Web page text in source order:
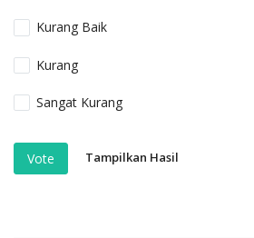
Kurang Baik
Kurang
Sangat Kurang
Vote Tampilkan Hasil